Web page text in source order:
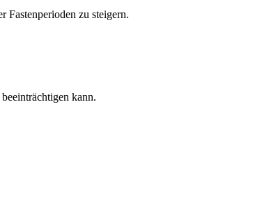
Fastenperioden zu steigern.
kann.